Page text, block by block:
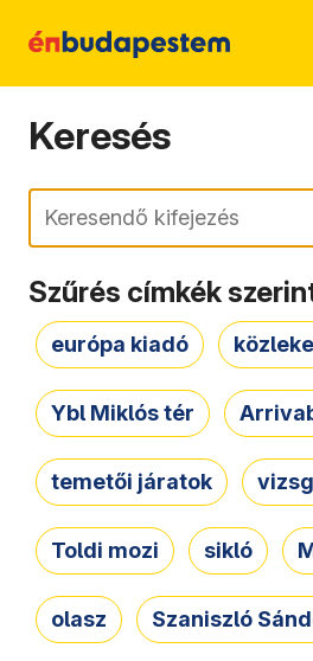
Keresés
Keresés
Szűrés címkék
európa kiadó
Ybl Miklós tér
temetői járatok
Toldi mozi sikló
olasz Szaniszló